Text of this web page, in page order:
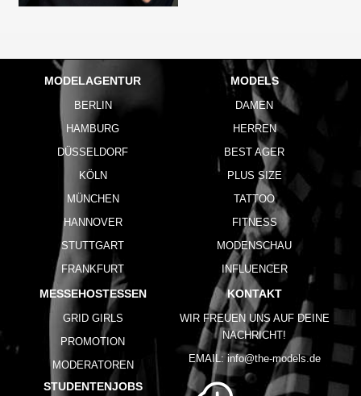
MODELAGENTUR
BERLIN
HAMBURG
DÜSSELDORF
KÖLN
MÜNCHEN
HANNOVER
STUTTGART
FRANKFURT
MODELS
DAMEN
HERREN
BEST AGER
PLUS SIZE
TATTOO
FITNESS
MODENSCHAU
INFLUENCER
MESSEHOSTESSEN
GRID GIRLS
PROMOTION
MODERATOREN
STUDENTENJOBS
KONTAKT
WIR FREUEN UNS AUF DEINE
NACHRICHT!
EMAIL: info@the-models.de